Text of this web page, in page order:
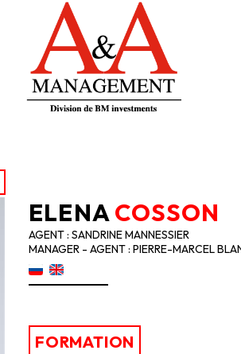
ELENACOSSON
AGENT : SANDRINE MANNESSIER
MANAGER - AGENT : PIERRE-MARCEL
FORMATION